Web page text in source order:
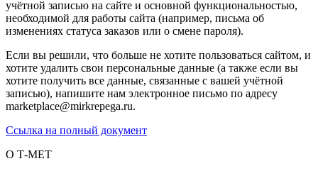
учётной записью на сайте и основной функциональностью,
необходимой для работы сайта (например, письма об
изменениях статуса заказов или о смене пароля).
Если вы решили, что больше не хотите пользоваться сайтом, и
хотите удалить свои персональные данные (а также если вы
хотите получить все данные, связанные с вашей учётной
записью), напишите нам электронное письмо по адресу
marketplace@mirkrepega.ru.
Ссылка на полный документ
О Т-МЕТ